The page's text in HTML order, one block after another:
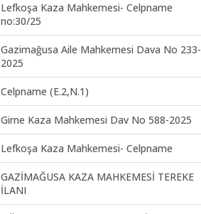
Lefkoşa Kaza Mahkemesi- Celpname
no:30/25
Gazimağusa Aile Mahkemesi Dava No 233-
2025
Celpname (E.2,N.1)
Girne Kaza Mahkemesi Dav No 588-2025
Lefkoşa Kaza Mahkemesi- Celpname
GAZİMAĞUSA KAZA MAHKEMESİ TEREKE
İLANI